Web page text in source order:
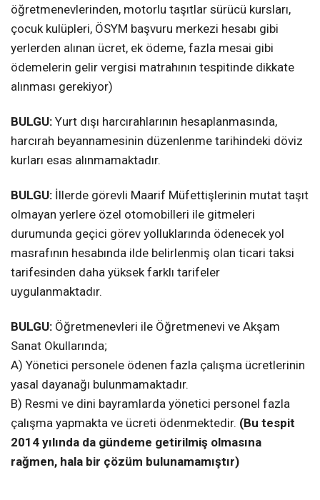
öğretmenevlerinden, motorlu taşıtlar sürücü kursları,
çocuk kulüpleri, ÖSYM başvuru merkezi hesabı gibi
yerlerden alınan ücret, ek ödeme, fazla mesai gibi
ödemelerin gelir vergisi matrahının tespitinde dikkate
alınması gerekiyor)
BULGU: Yurt dışı harcırahlarının hesaplanmasında,
harcırah beyannamesinin düzenlenme tarihindeki döviz
kurları esas alınmamaktadır.
BULGU: İllerde görevli Maarif Müfettişlerinin mutat taşıt
olmayan yerlere özel otomobilleri ile gitmeleri
durumunda geçici görev yolluklarında ödenecek yol
masrafının hesabında ilde belirlenmiş olan ticari taksi
tarifesinden daha yüksek farklı tarifeler
uygulanmaktadır.
BULGU: Öğretmenevleri ile Öğretmenevi ve Akşam
Sanat Okullarında;
A) Yönetici personele ödenen fazla çalışma ücretlerinin
yasal dayanağı bulunmamaktadır.
B) Resmi ve dini bayramlarda yönetici personel fazla
çalışma yapmakta ve ücreti ödenmektedir. (Bu tespit
2014 yılında da gündeme getirilmiş olmasına
rağmen, hala bir çözüm bulunamamıştır)